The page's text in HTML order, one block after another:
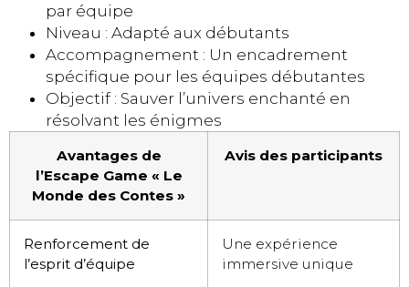
par équipe
Niveau : Adapté aux débutants
Accompagnement : Un encadrement
spécifique pour les équipes débutantes
Objectif : Sauver l’univers enchanté en
résolvant les énigmes
Avantages de
l’Escape Game « Le
Monde des Contes »
Avis des participants
Renforcement de
l’esprit d’équipe
Une expérience
immersive unique